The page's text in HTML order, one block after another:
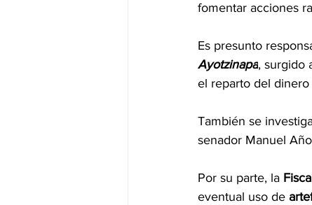
fomentar acciones
Es presunto
Ayotzinapa, surgido
el reparto del
También se
senador Manuel
Por su parte, la
eventual uso de